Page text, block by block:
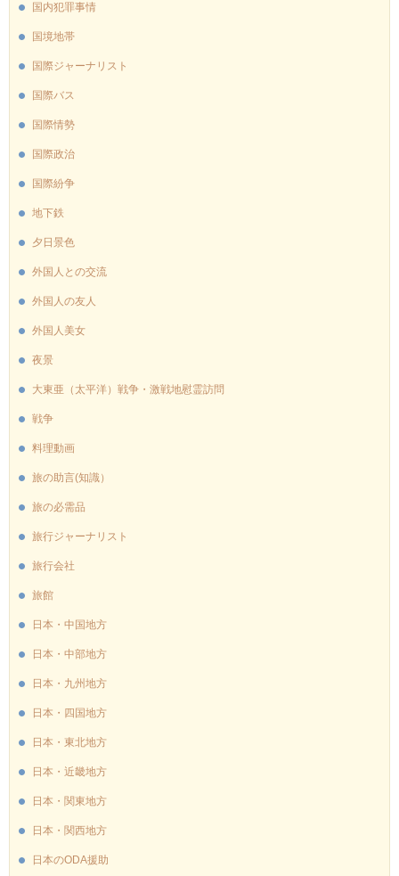
国内犯罪事情
国境地帯
国際ジャーナリスト
国際バス
国際情勢
国際政治
国際紛争
地下鉄
夕日景色
外国人との交流
外国人の友人
外国人美女
夜景
大東亜（太平洋）戦争・激戦地慰霊訪問
戦争
料理動画
旅の助言(知識）
旅の必需品
旅行ジャーナリスト
旅行会社
旅館
日本・中国地方
日本・中部地方
日本・九州地方
日本・四国地方
日本・東北地方
日本・近畿地方
日本・関東地方
日本・関西地方
日本のODA援助